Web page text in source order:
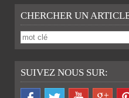
CHERCHER UN
SUIVEZ NOUS SUR: